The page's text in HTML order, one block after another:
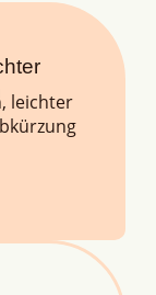
leichter